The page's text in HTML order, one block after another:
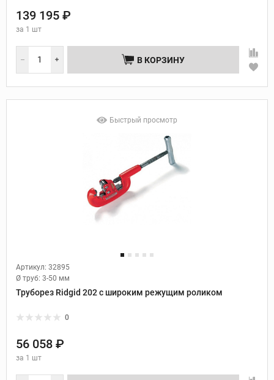
139 195 ₽
за 1 шт
В КОРЗИНУ
Быстрый просмотр
Артикул: 32895
Ø труб: 3-50 мм
Труборез Ridgid 202 с широким режущим роликом
0
56 058 ₽
за 1 шт